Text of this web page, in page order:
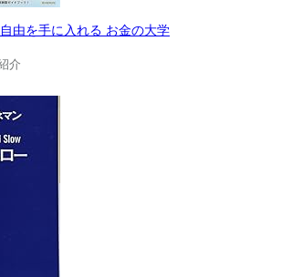
由を手に入れる お金の大学
介